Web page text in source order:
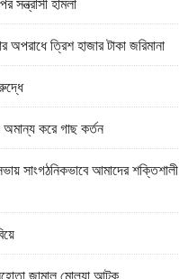
ত্রিশ হাজার টাকা জরিমানা
অমান্য করে গাছ কর্তন
সাংগঠনিকভাবে আমাদের শক্তিশালী
জামাল মোল্যা আটক